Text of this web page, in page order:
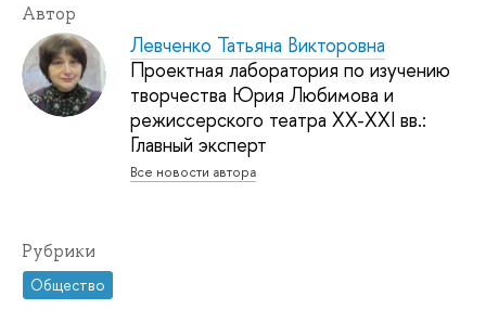
Автор
Левченко Татьяна Викторовна
Проектная лаборатория по изучению
творчества Юрия Любимова и
режиссерского театра XX-XXI вв.:
Главный эксперт
Все новости автора
Рубрики
Общество